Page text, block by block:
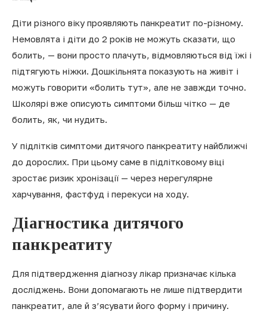
Діти різного віку проявляють панкреатит по-різному.
Немовлята і діти до 2 років не можуть сказати, що
болить, — вони просто плачуть, відмовляються від їжі і
підтягують ніжки. Дошкільнята показують на живіт і
можуть говорити «болить тут», але не завжди точно.
Школярі вже описують симптоми більш чітко — де
болить, як, чи нудить.
У підлітків симптоми дитячого панкреатиту найближчі
до дорослих. При цьому саме в підлітковому віці
зростає ризик хронізації — через нерегулярне
харчування, фастфуд і перекуси на ходу.
Діагностика дитячого
панкреатиту
Для підтвердження діагнозу лікар призначає кілька
досліджень. Вони допомагають не лише підтвердити
панкреатит, але й з’ясувати його форму і причину.